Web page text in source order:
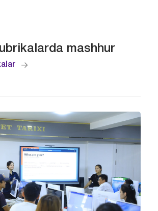
mashhur